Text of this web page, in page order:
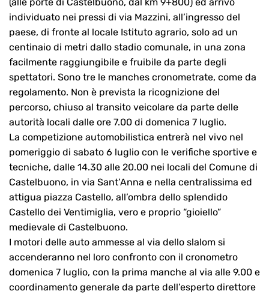
individuato nei pressi di via Mazzini, all’ingresso del
paese, di fronte al locale Istituto agrario, solo ad un
centinaio di metri dallo stadio comunale, in una zona
facilmente raggiungibile e fruibile da parte degli
spettatori. Sono tre le manches cronometrate, come da
regolamento. Non è prevista la ricognizione del
percorso, chiuso al transito veicolare da parte delle
autorità locali dalle ore 7.00 di domenica 7 luglio.
La competizione automobilistica entrerà nel vivo nel
pomeriggio di sabato 6 luglio con le verifiche sportive e
tecniche, dalle 14.30 alle 20.00 nei locali del Comune di
Castelbuono, in via Sant’Anna e nella centralissima ed
attigua piazza Castello, all’ombra dello splendido
Castello dei Ventimiglia, vero e proprio “gioiello”
medievale di Castelbuono.
I motori delle auto ammesse al via dello slalom si
accenderanno nel loro confronto con il cronometro
domenica 7 luglio, con la prima manche al via alle 9.00 e
coordinamento generale da parte dell’esperto direttore